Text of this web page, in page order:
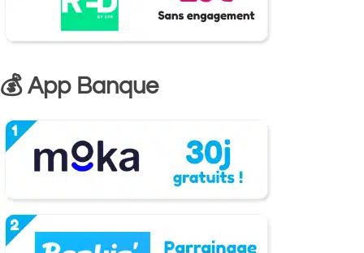
💰 App Banque